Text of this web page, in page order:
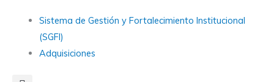
contenido
Main
Sistema de Gestión y Fortalecimiento Institucional
(SGFI)
Adquisiciones